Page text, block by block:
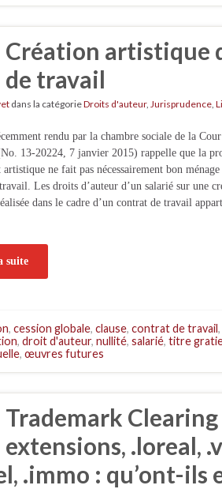
Création artistique
de travail
dans la catégorieDroits d'auteur, Jurisprudence,
rendu par la chambre sociale de la
13-20224, 7 janvier 2015) rappelle que la
ne fait pas nécessairement bon ménage
Les droits d’auteur d’un salarié sur une
dans le cadre d’un contrat de travail
suite
, cession globale, clause, contrat de travail,
, droit d'auteur, nullité, salarié, titre
, œuvres futures
Trademark
extensions, .loreal,
.immo : qu’ont-ils